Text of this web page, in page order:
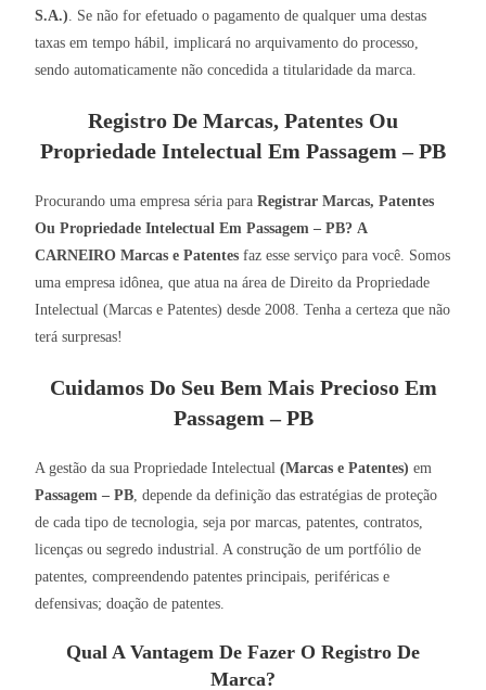
S.A.) . Se não for efetuado o pagamento de qualquer uma destas
taxas em tempo hábil, implicará no arquivamento do processo,
sendo automaticamente não concedida a titularidade da marca.
Registro De Marcas, Patentes Ou
Propriedade Intelectual Em Passagem – PB
Procurando uma empresa séria paraRegistrar Marcas, Patentes
Ou Propriedade Intelectual Em Passagem – PB? A
CARNEIRO Marcas e Patentes faz esse serviço para você. Somos
uma empresa idônea, que atua na área de Direito da Propriedade
Intelectual (Marcas e Patentes) desde 2008. Tenha a certeza que não
terá surpresas!
Cuidamos Do Seu Bem Mais Precioso Em
Passagem – PB
A gestão da sua Propriedade Intelectual(Marcas e Patentes) em
Passagem – PB , depende da definição das estratégias de proteção
de cada tipo de tecnologia, seja por marcas, patentes, contratos,
licenças ou segredo industrial. A construção de um portfólio de
patentes, compreendendo patentes principais, periféricas e
defensivas; doação de patentes.
Qual A Vantagem De Fazer O Registro De
Marca?